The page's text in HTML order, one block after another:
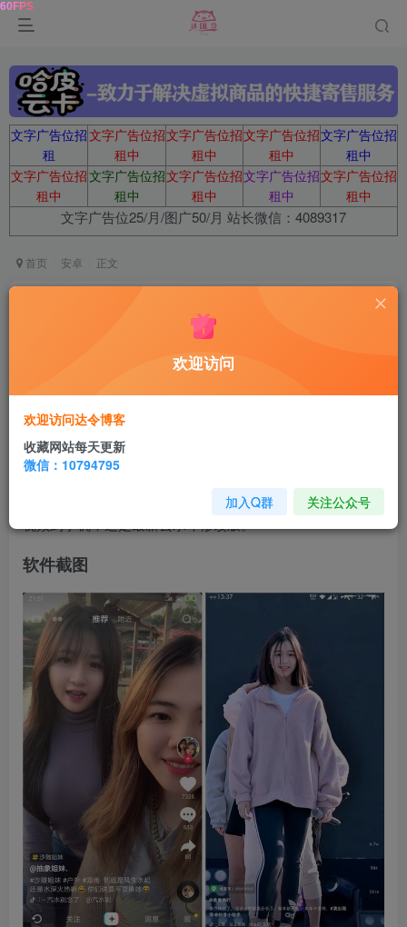
文字广告位招
租
文字广告位招
租中
文字广告位招
租中
文字广告位招
租中
文字广告位招
租中
文字广告位招
租中
文字广告位招
租中
文字广告位招
租中
文字广告位招
租中
文字广告位招
租中
文字广告位25/月/图广50/月 站长微信：4089317
首页 安卓 正文
资源介绍
抖音App是全球最受欢迎的
频保存到本地会留下抖音
下载 工具，轻松保存无水印
视频到手机，这是最新去水印修改版。
软件截图
欢迎访问
欢迎访问达令博客
收藏网站每天更新
微信：10794795
加入Q群 关注公众号